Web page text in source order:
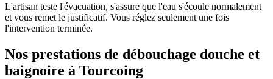
L'artisan teste l'évacuation, s'assure que l'eau s'écoule normalement
et vous remet le justificatif. Vous réglez seulement une fois
l'intervention terminée.
Nos prestations de débouchage douche et
baignoire à Tourcoing